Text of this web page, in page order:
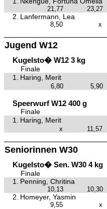
21,77 23,27
2. Lanfermann, Lea
8,50 x
Jugend W12
Kugelsto� W12 3 kg
Finale
1.
Haring, Merit
6,80 5,90
Speerwurf W12 400 g
Finale
1.
Haring, Merit
x 11,57
Seniorinnen W30
Kugelsto� Sen. W30 4 kg
Finale
1.
Penning, Chritina
10,13 10,30
2. Homeyer, Yasmin
9,55 x